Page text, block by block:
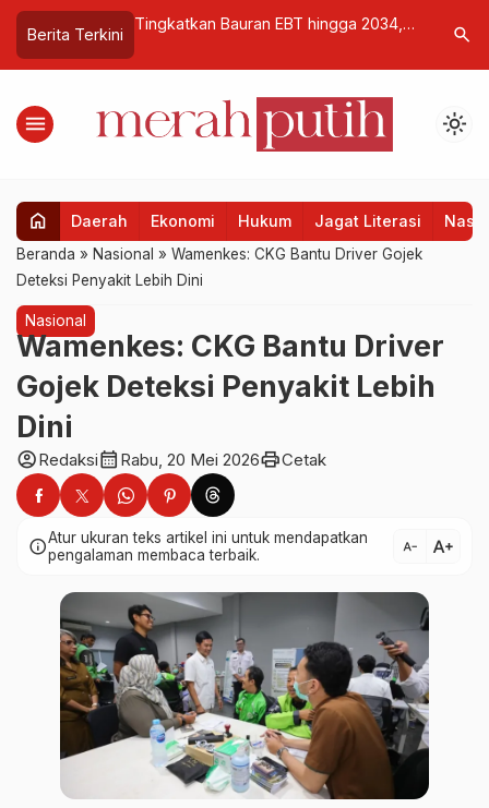
Berita Terkini
Berpegang
Pendiri
Tingkatkan Bauran EBT hingga 2034,
Sepanjang Sejarah
Banksearch
menu light_mode
home Daerah Ekonomi Hukum Jagat Literasi
Beranda » Nasional » Wamenkes: CKG Bantu Driver Gojek
Deteksi Penyakit Lebih Dini
Nasional
Wamenkes: CKG Bantu Driver
Gojek Deteksi Penyakit Lebih
Dini
account_circleRedaksicalendar_month Rabu, 20 Mei 2026printCetak
infoAtur ukuran teks artikel ini untuk mendapatkan
pengalaman membaca terbaik.
text_decrease text_increase